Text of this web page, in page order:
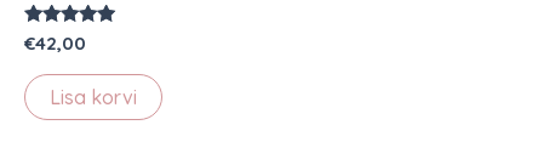
Hinnanguga
5.00
/ 5
€42,00
Lisa korvi